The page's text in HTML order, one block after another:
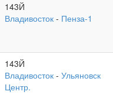
143Й
Владивосток - Пенза-1
143Й
Владивосток - Ульяновск
Центр.